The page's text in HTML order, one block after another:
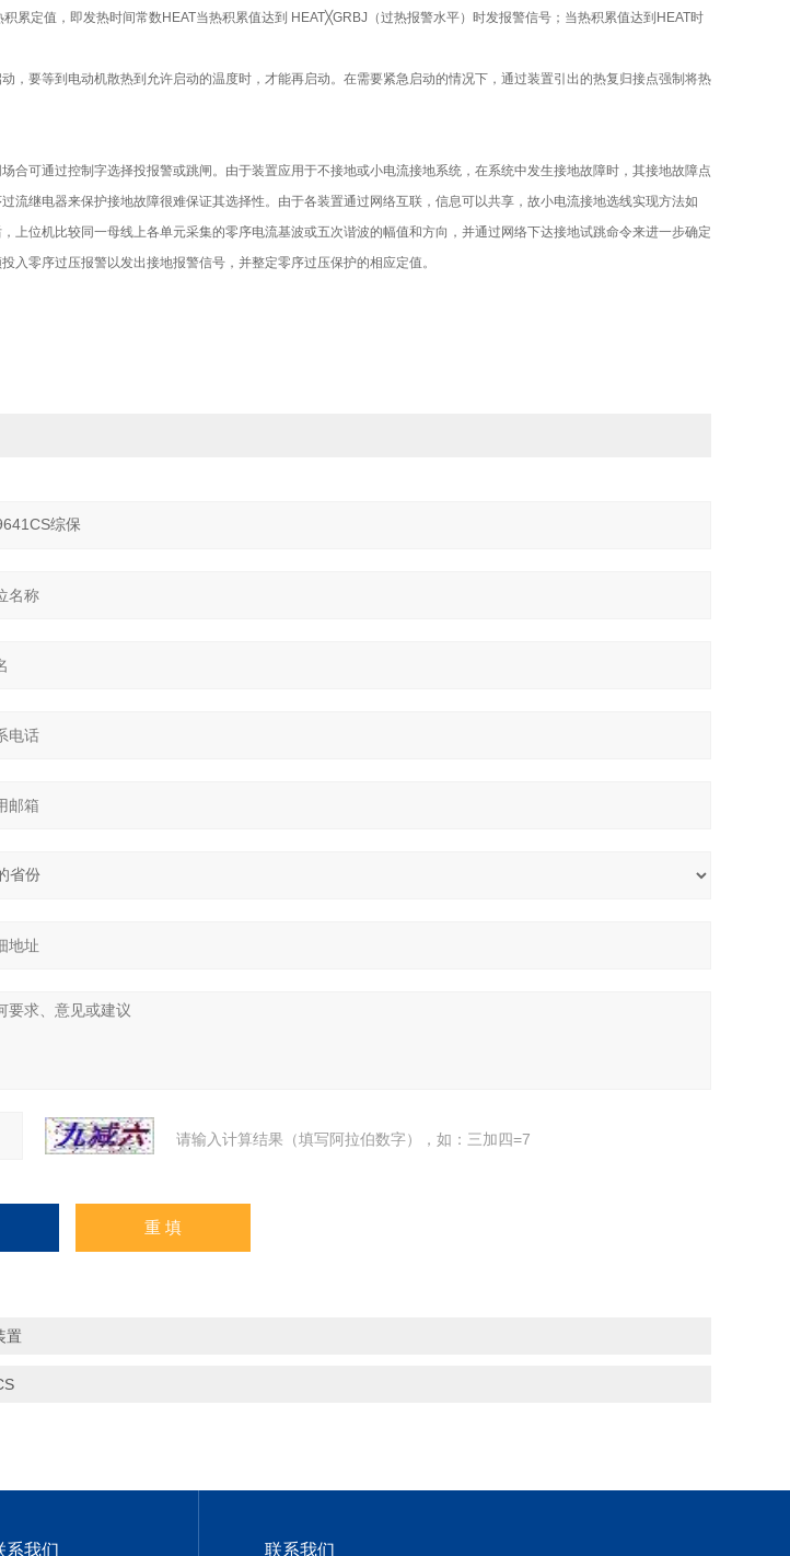
累定值，即发热时间常数HEAT当热积累值达到 HEAT╳GRBJ（过热报警水平）时发报警信号；当热积累值达到HEAT时
，要等到电动机散热到允许启动的温度时，才能再启动。在需要紧急启动的情况下，通过装置引出的热复归接点强制将热
合可通过控制字选择投报警或跳闸。由于装置应用于不接地或小电流接地系统，在系统中发生接地故障时，其接地故障点
流继电器来保护接地故障很难保证其选择性。由于各装置通过网络互联，信息可以共享，故小电流接地选线实现方法如
上位机比较同一母线上各单元采集的零序电流基波或五次谐波的幅值和方向，并通过网络下达接地试跳命令来进一步确定
入零序过压报警以发出接地报警信号，并整定零序过压保护的相应定值。
请输入计算结果（填写阿拉伯数字），如：三加四=7
置
系我们 联系我们